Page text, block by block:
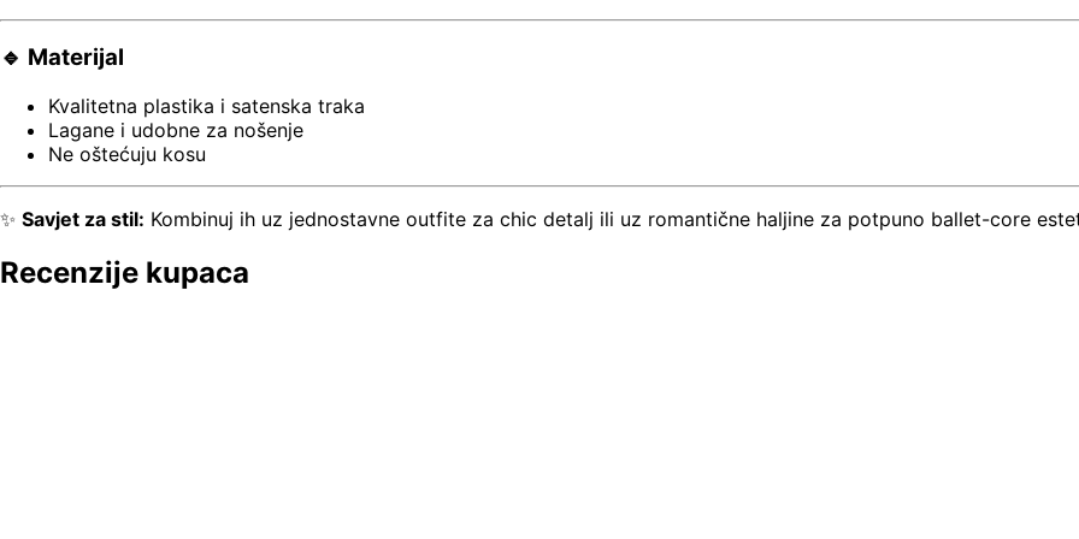
🔹 Materijal
Kvalitetna plastika i satenska traka
Lagane i udobne za nošenje
Ne oštećuju kosu
✨ Savjet za stil: Kombinuj ih uz jednostavne outfite za chic detalj ili uz romantične haljine za potpuno ballet-core
Recenzije kupaca